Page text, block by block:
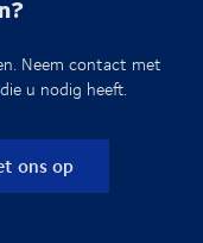
Neem contact met
u nodig heeft.
ons op